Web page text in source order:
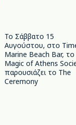
Το Σάββατο 15
Αυγούστου, στο
Marine Beach Bar, το
Magic of Athens
παρουσιάζει το The
Ceremony